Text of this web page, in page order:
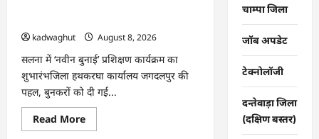
kadwaghut
August 8, 2026
सलना में ‘नवीन बुनाई’ प्रशिक्षण कार्यक्रम का
शुभारंभजिला हथकरघा कार्यालय जगदलपुर की
पहल, बुनकरों को दी गई...
Read MoreRead
more
चाम्पा जिला
जॉब अपडेट
टेक्नोलॉजी
दन्तेवाड़ा जिला
(दक्षिण बस्तर)